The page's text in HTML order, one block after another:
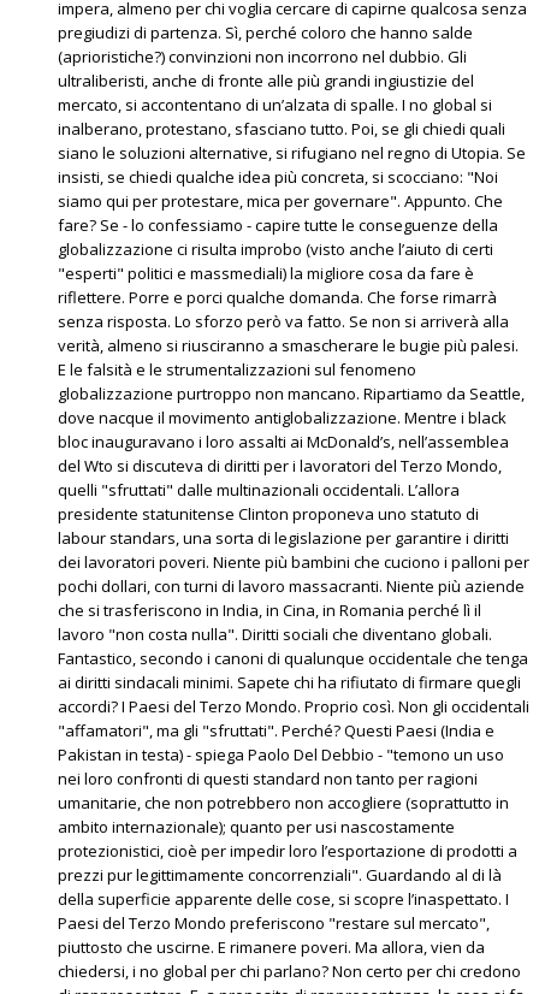
impera, almeno per chi voglia cercare di capirne qualcosa senza
pregiudizi di partenza. Sì, perché coloro che hanno salde
(aprioristiche?) convinzioni non incorrono nel dubbio. Gli
ultraliberisti, anche di fronte alle più grandi ingiustizie del
mercato, si accontentano di un’alzata di spalle. I no global si
inalberano, protestano, sfasciano tutto. Poi, se gli chiedi quali
siano le soluzioni alternative, si rifugiano nel regno di Utopia. Se
insisti, se chiedi qualche idea più concreta, si scocciano: "Noi
siamo qui per protestare, mica per governare". Appunto. Che
fare? Se - lo confessiamo - capire tutte le conseguenze della
globalizzazione ci risulta improbo (visto anche l’aiuto di certi
"esperti" politici e massmediali) la migliore cosa da fare è
riflettere. Porre e porci qualche domanda. Che forse rimarrà
senza risposta. Lo sforzo però va fatto. Se non si arriverà alla
verità, almeno si riusciranno a smascherare le bugie più palesi.
E le falsità e le strumentalizzazioni sul fenomeno
globalizzazione purtroppo non mancano. Ripartiamo da Seattle,
dove nacque il movimento antiglobalizzazione. Mentre i black
bloc inauguravano i loro assalti ai McDonald’s, nell’assemblea
del Wto si discuteva di diritti per i lavoratori del Terzo Mondo,
quelli "sfruttati" dalle multinazionali occidentali. L’allora
presidente statunitense Clinton proponeva uno statuto di
labour standars, una sorta di legislazione per garantire i diritti
dei lavoratori poveri. Niente più bambini che cuciono i palloni per
pochi dollari, con turni di lavoro massacranti. Niente più aziende
che si trasferiscono in India, in Cina, in Romania perché lì il
lavoro "non costa nulla". Diritti sociali che diventano globali.
Fantastico, secondo i canoni di qualunque occidentale che tenga
ai diritti sindacali minimi. Sapete chi ha rifiutato di firmare quegli
accordi? I Paesi del Terzo Mondo. Proprio così. Non gli occidentali
"affamatori", ma gli "sfruttati". Perché? Questi Paesi (India e
Pakistan in testa) - spiega Paolo Del Debbio - "temono un uso
nei loro confronti di questi standard non tanto per ragioni
umanitarie, che non potrebbero non accogliere (soprattutto in
ambito internazionale); quanto per usi nascostamente
protezionistici, cioè per impedir loro l’esportazione di prodotti a
prezzi pur legittimamente concorrenziali". Guardando al di là
della superficie apparente delle cose, si scopre l’inaspettato. I
Paesi del Terzo Mondo preferiscono "restare sul mercato",
piuttosto che uscirne. E rimanere poveri. Ma allora, vien da
chiedersi, i no global per chi parlano? Non certo per chi credono